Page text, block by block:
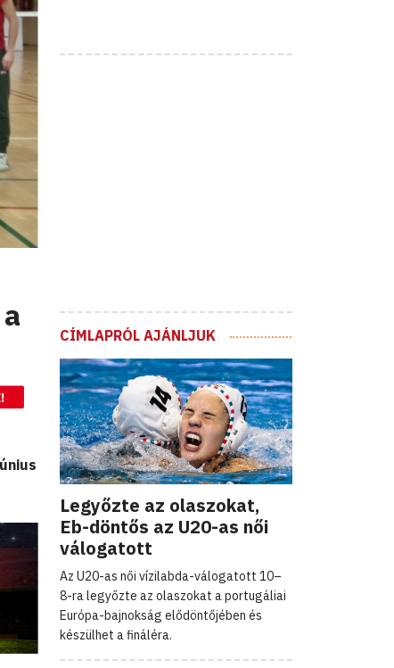
CÍMLAPRÓL AJÁNLJUK
Legyőzte az olaszokat,
Eb-döntős az U20-as női
válogatott
Az U20-as női vízilabda-válogatott 10–
8-ra legyőzte az olaszokat a portugáliai
Európa-bajnokság elődöntőjében és
készülhet a fináléra.